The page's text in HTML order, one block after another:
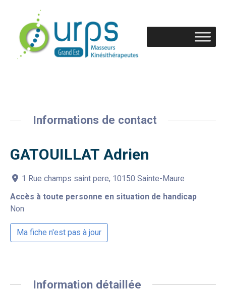
Informations de contact
GATOUILLAT Adrien
1 Rue champs saint pere, 10150 Sainte-Maure
Accès à toute personne en situation de handicap
Non
Ma fiche n'est pas à jour
Information détaillée